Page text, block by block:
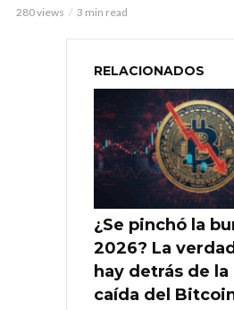
280 views 3 min read
RELACIONADOS
¿Se pinchó la
2026? La
hay detrás de la
caída del